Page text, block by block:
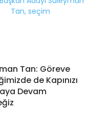
Tan: Göreve
de Kapınızı
Devam